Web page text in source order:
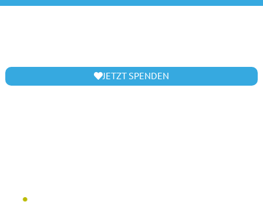
JETZT SPENDEN